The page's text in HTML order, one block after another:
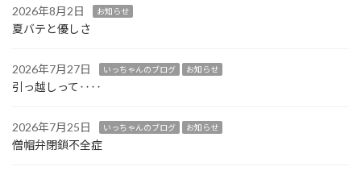
2026年8月2日 お知らせ
夏バテと優しさ
2026年7月27日 いっちゃんのブログ お知らせ
引っ越しって‥‥
2026年7月25日 いっちゃんのブログ お知らせ
僧帽弁閉鎖不全症